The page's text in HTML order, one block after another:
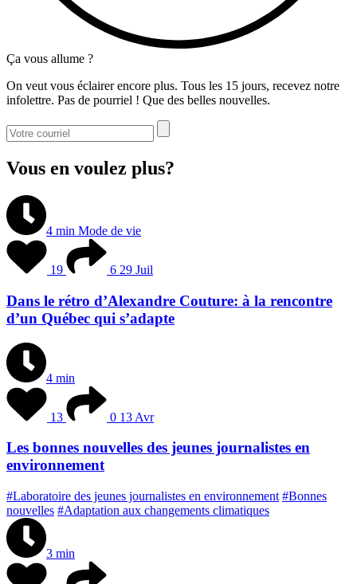
Ça vous allume ?
On veut vous éclairer encore plus. Tous les 15 jours, recevez notre
infolettre. Pas de pourriel ! Que des belles nouvelles.
Vous en voulez plus?
4 min Mode de vie
19 6 29 Juil
Dans le rétro d’Alexandre Couture: à la rencontre
d’un Québec qui s’adapte
4 min
13 0 13 Avr
Les bonnes nouvelles des jeunes journalistes en
environnement
#Laboratoire des jeunes journalistes en environnement #Bonnes
nouvelles #Adaptation aux changements climatiques
3 min